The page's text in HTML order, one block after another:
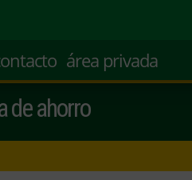
área privada
de ahorro